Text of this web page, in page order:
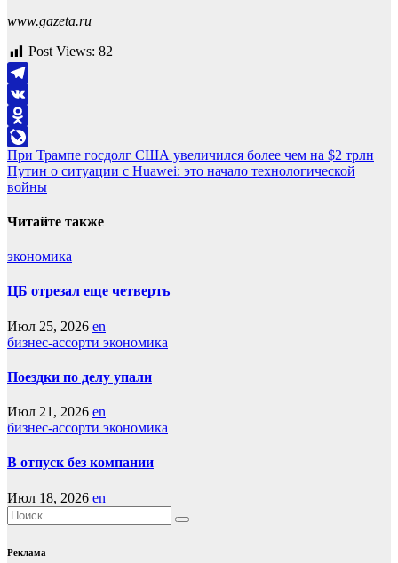
www.gazeta.ru
Post Views: 82
Telegram
VK
Odnoklassniki
LiveJournal
Навигация
по
При Трампе госдолг США увеличился более чем на $2 трлн
Путин о ситуации с Huawei: это начало технологической
войны
Читайте также
экономика
ЦБ отрезал еще четверть
Июл 25, 2026 en
бизнес-ассорти экономика
Поездки по делу упали
Июл 21, 2026 en
бизнес-ассорти экономика
В отпуск без компании
Июл 18, 2026 en
Реклама